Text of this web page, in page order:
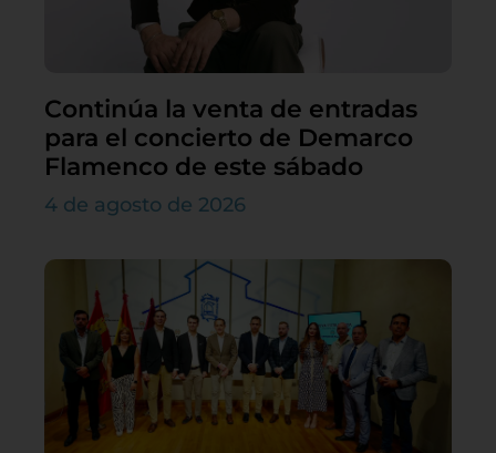
Continúa la venta de entradas
para el concierto de Demarco
Flamenco de este sábado
4 de agosto de 2026